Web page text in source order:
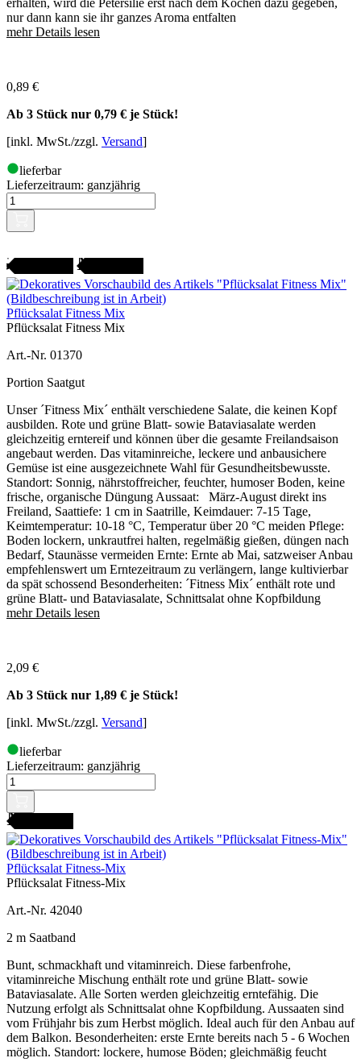
erhalten, wird die Petersilie erst nach dem Kochen dazu gegeben,
nur dann kann sie ihr ganzes Aroma entfalten
mehr Details lesen
0,89 €
Ab 3 Stück nur 0,79 € je Stück!
[inkl. MwSt./zzgl. Versand]
lieferbar
Lieferzeitraum: ganzjährig
SAMENFEST
Pflücksalat Fitness Mix
Pflücksalat Fitness Mix
Art.-Nr. 01370
Portion Saatgut
Unser ´Fitness Mix´ enthält verschiedene Salate, die keinen Kopf
ausbilden. Rote und grüne Blatt- sowie Bataviasalate werden
gleichzeitig erntereif und können über die gesamte Freilandsaison
angebaut werden. Das vitaminreiche, leckere und anbausichere
Gemüse ist eine ausgezeichnete Wahl für Gesundheitsbewusste.
Standort: Sonnig, nährstoffreicher, feuchter, humoser Boden, keine
frische, organische Düngung Aussaat: März-August direkt ins
Freiland, Saattiefe: 1 cm in Saatrille, Keimdauer: 7-15 Tage,
Keimtemperatur: 10-18 °C, Temperatur über 20 °C meiden Pflege:
Boden lockern, unkrautfrei halten, regelmäßig gießen, düngen nach
Bedarf, Staunässe vermeiden Ernte: Ernte ab Mai, satzweiser Anbau
empfehlenswert um Erntezeitraum zu verlängern, lange kultivierbar
da spät schossend Besonderheiten: ´Fitness Mix´ enthält rote und
grüne Blatt- und Bataviasalate, Schnittsalat ohne Kopfbildung
mehr Details lesen
2,09 €
Ab 3 Stück nur 1,89 € je Stück!
[inkl. MwSt./zzgl. Versand]
lieferbar
Lieferzeitraum: ganzjährig
Pflücksalat Fitness-Mix
Pflücksalat Fitness-Mix
Art.-Nr. 42040
2 m Saatband
Bunt, schmackhaft und vitaminreich. Diese farbenfrohe,
vitaminreiche Mischung enthält rote und grüne Blatt- sowie
Bataviasalate. Alle Sorten werden gleichzeitig erntefähig. Die
Nutzung erfolgt als Schnittsalat ohne Kopfbildung. Aussaaten sind
vom Frühjahr bis zum Herbst möglich. Ideal auch für den Anbau auf
dem Balkon. Besonderheiten: erste Ernte bereits nach 5 - 6 Wochen
möglich. Standort: lockere, humose Böden; gleichmäßig feucht